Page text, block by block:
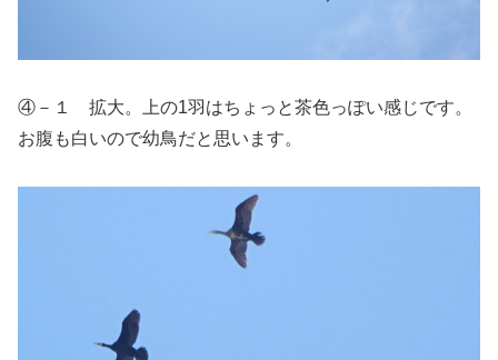
④－１ 拡大。上の1羽はちょっと茶色っぽい感じです。
お腹も白いので幼鳥だと思います。